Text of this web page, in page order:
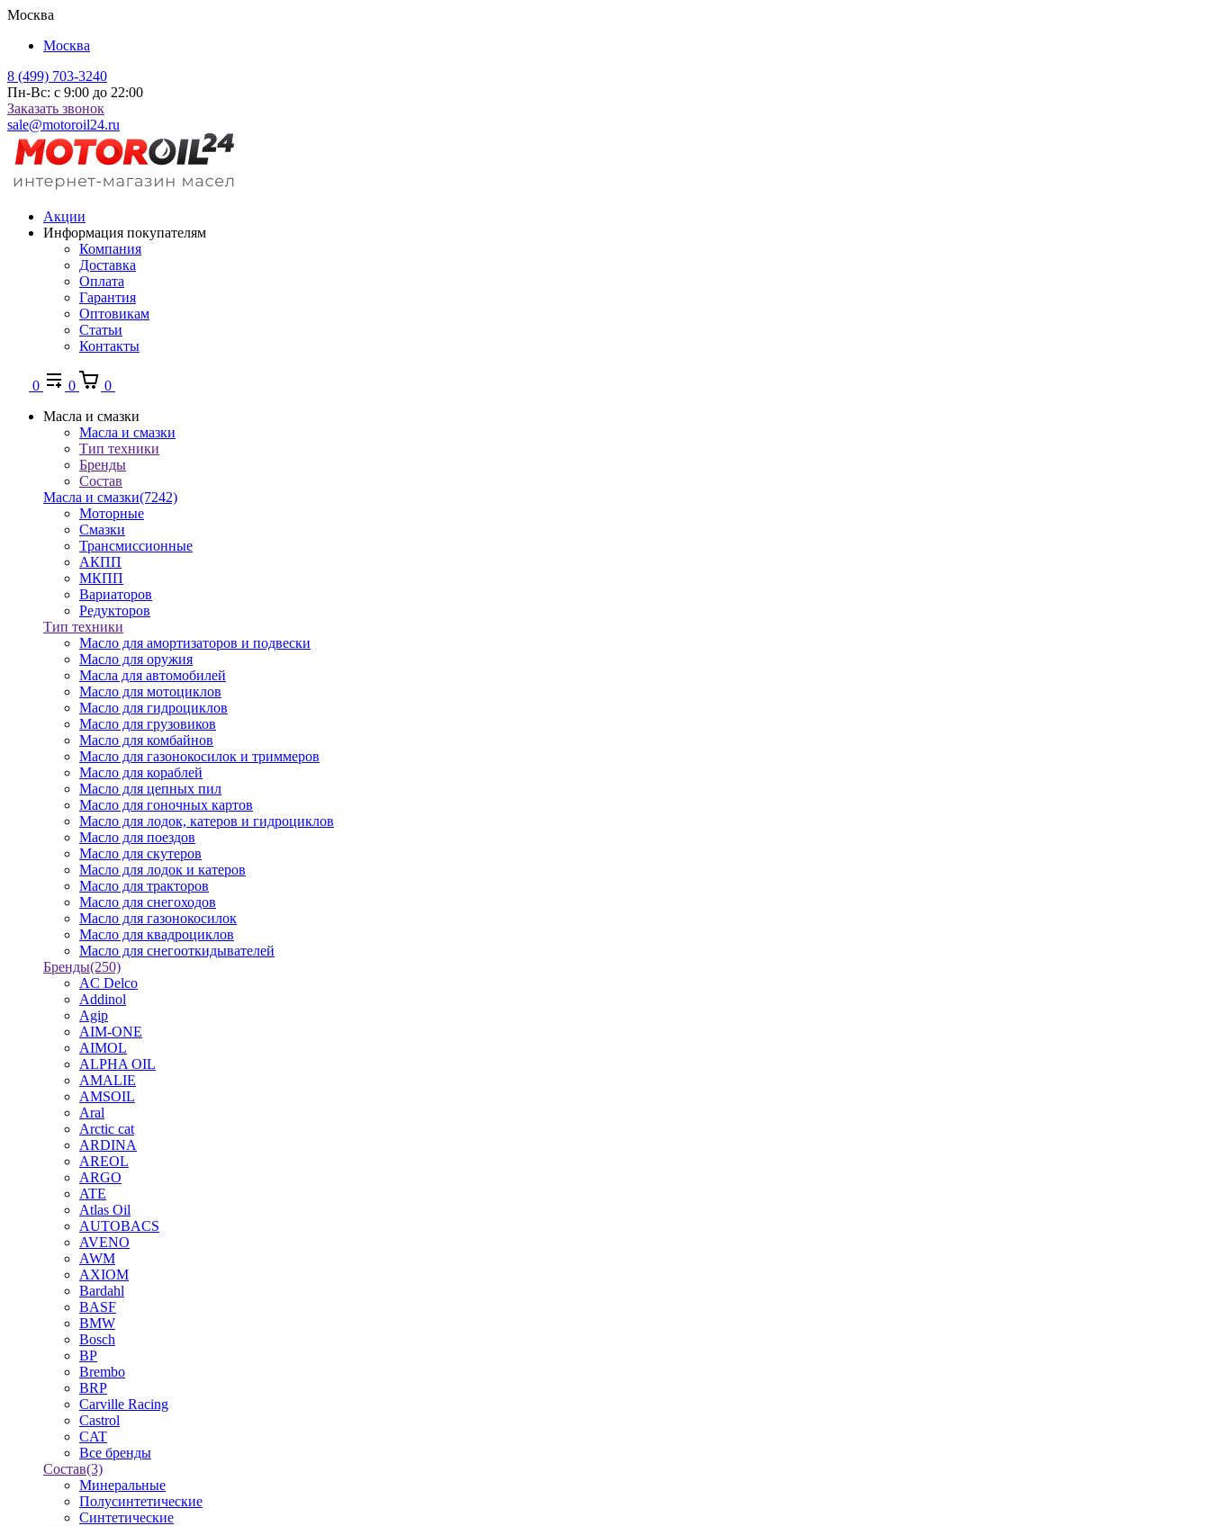
Москва
Москва
8 (499) 703-3240
Пн-Вс: с 9:00 до 22:00
Заказать звонок
sale@motoroil24.ru
Акции
Информация покупателям
Компания
Доставка
Оплата
Гарантия
Оптовикам
Статьи
Контакты
0 0
0
Масла и смазки
Масла и смазки
Тип техники
Бренды
Состав
Масла и смазки(7242)
Моторные
Смазки
Трансмиссионные
АКПП
МКПП
Вариаторов
Редукторов
Тип техники
Масло для амортизаторов и подвески
Масло для оружия
Масла для автомобилей
Масло для мотоциклов
Масло для гидроциклов
Масло для грузовиков
Масло для комбайнов
Масло для газонокосилок и триммеров
Масло для кораблей
Масло для цепных пил
Масло для гоночных картов
Масло для лодок, катеров и гидроциклов
Масло для поездов
Масло для скутеров
Масло для лодок и катеров
Масло для тракторов
Масло для снегоходов
Масло для газонокосилок
Масло для квадроциклов
Масло для снегооткидывателей
Бренды(250)
AC Delco
Addinol
Agip
AIM-ONE
AIMOL
ALPHA OIL
AMALIE
AMSOIL
Aral
Arctic cat
ARDINA
AREOL
ARGO
ATE
Atlas Oil
AUTOBACS
AVENO
AWM
AXIOM
Bardahl
BASF
BMW
Bosch
BP
Brembo
BRP
Carville Racing
Castrol
CAT
Все бренды
Состав(3)
Минеральные
Полусинтетические
Синтетические